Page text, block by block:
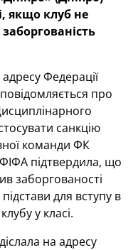
якщо клуб не
Федерації
про
санкцію
команди ФК
підтвердила, що
заборгованості
для вступу в
у класі.
на адресу